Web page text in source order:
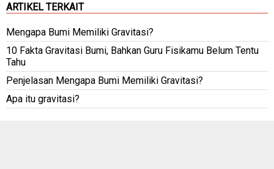
ARTIKEL TERKAIT
Mengapa Bumi Memiliki Gravitasi?
10 Fakta Gravitasi Bumi, Bahkan Guru Fisikamu Belum Tentu
Tahu
Penjelasan Mengapa Bumi Memiliki Gravitasi?
Apa itu gravitasi?